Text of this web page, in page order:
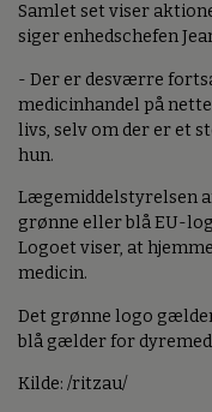
Samlet set viser
siger enhedschefen
- Der er desværre
medicinhandel på
livs, selv om der er et
hun.
Lægemiddelstyrelsen
grønne eller blå EU-
Logoet viser, at
medicin.
Det grønne logo
blå gælder for
Kilde: /ritzau/